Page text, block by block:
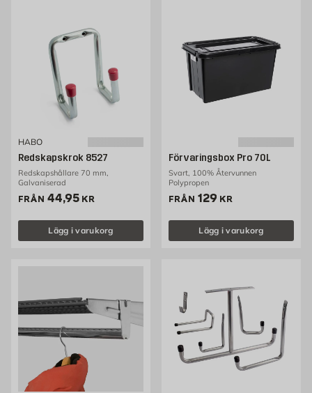
HABO
Redskapskrok 8527
Redskapshållare 70 mm,
Galvaniserad
FRÅN Pris 44.95 kr
44,95 KR
Lägg i varukorg
Förvaringsbox Pro 70L
Svart, 100% Återvunnen
Polypropen
FRÅN Pris 129 kr
129 KR
Lägg i varukorg